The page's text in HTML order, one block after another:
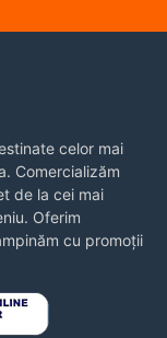
celor mai
Comercializăm
de la cei mai
Oferim
cu promoții